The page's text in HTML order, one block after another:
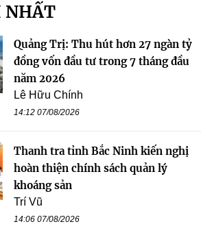
NHẤT
Quảng Trị: Thu hút hơn 27 ngàn tỷ
đồng vốn đầu tư trong 7 tháng đầu
năm 2026
Lê Hữu Chính
14:12 07/08/2026
Thanh tra tỉnh Bắc Ninh kiến nghị
hoàn thiện chính sách quản lý
khoáng sản
Trí Vũ
14:06 07/08/2026